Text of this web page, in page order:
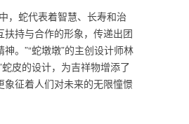
，蛇代表着智慧、长寿和治
扶持与合作的形象，传递出团
。”“蛇墩墩”的主创设计师林
蛇皮的设计，为吉祥物增添了
象征着人们对未来的无限憧憬